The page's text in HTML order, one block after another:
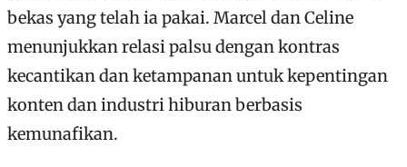
bekas yang telah ia pakai. Marcel dan Celine
menunjukkan relasi palsu dengan kontras
kecantikan dan ketampanan untuk kepentingan
konten dan industri hiburan berbasis
kemunafikan.